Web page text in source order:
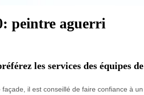
peintre aguerri
les services des équipes de
il est conseillé de faire confiance à un